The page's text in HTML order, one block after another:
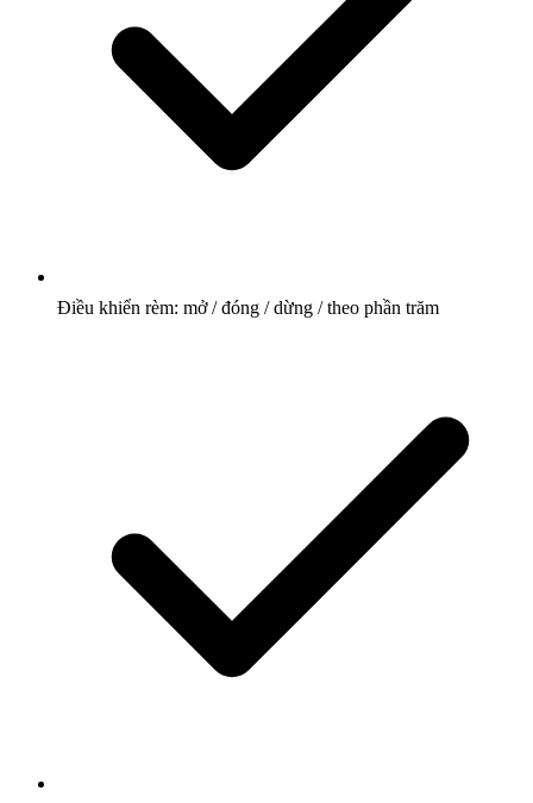
Điều khiển rèm: mở / đóng / dừng / theo phần trăm